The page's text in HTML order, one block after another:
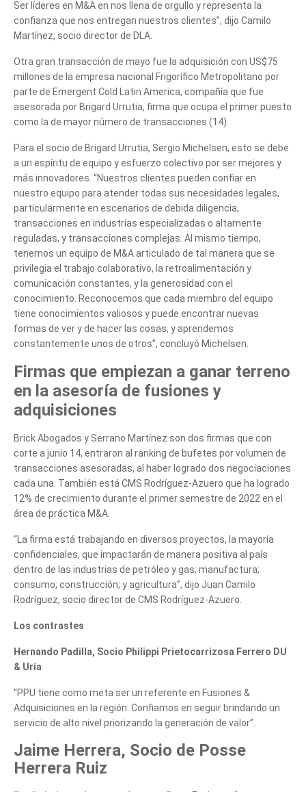
Cuéntanos, ¿Cómo
te podemos ayudar?
Ser líderes en M&A en nos llena de orgullo y representa la
confianza que nos entregan nuestros clientes”, dijo Camilo
Martínez, socio director de DLA.
Otra gran transacción de mayo fue la adquisición con US$75
millones de la empresa nacional Frigorífico Metropolitano por
parte de Emergent Cold Latin America, compañía que fue
asesorada por Brigard Urrutia, firma que ocupa el primer puesto
como la de mayor número de transacciones (14).
Para el socio de Brigard Urrutia, Sergio Michelsen, esto se debe
a un espíritu de equipo y esfuerzo colectivo por ser mejores y
más innovadores. “Nuestros clientes pueden confiar en
nuestro equipo para atender todas sus necesidades legales,
particularmente en escenarios de debida diligencia,
transacciones en industrias especializadas o altamente
reguladas, y transacciones complejas. Al mismo tiempo,
tenemos un equipo de M&A articulado de tal manera que se
privilegia el trabajo colaborativo, la retroalimentación y
comunicación constantes, y la generosidad con el
conocimiento. Reconocemos que cada miembro del equipo
tiene conocimientos valiosos y puede encontrar nuevas
formas de ver y de hacer las cosas, y aprendemos
constantemente unos de otros”, concluyó Michelsen.
Firmas que empiezan a ganar terreno
en la asesoría de fusiones y
adquisiciones
Brick Abogados y Serrano Martínez son dos firmas que con
corte a junio 14, entraron al ranking de bufetes por volumen de
transacciones asesoradas, al haber logrado dos negociaciones
cada una. También está CMS Rodríguez-Azuero que ha logrado
12% de crecimiento durante el primer semestre de 2022 en el
área de práctica M&A.
“La firma está trabajando en diversos proyectos, la mayoría
confidenciales, que impactarán de manera positiva al país
dentro de las industrias de petróleo y gas; manufactura;
consumo; construcción; y agricultura”, dijo Juan Camilo
Rodríguez, socio director de CMS Rodríguez-Azuero.
Los contrastes
Hernando Padilla, Socio Philippi Prietocarrizosa Ferrero DU
& Uría
“PPU tiene como meta ser un referente en Fusiones &
Adquisiciones en la región. Confiamos en seguir brindando un
servicio de alto nivel priorizando la generación de valor”.
Jaime Herrera, Socio de Posse
Herrera Ruiz